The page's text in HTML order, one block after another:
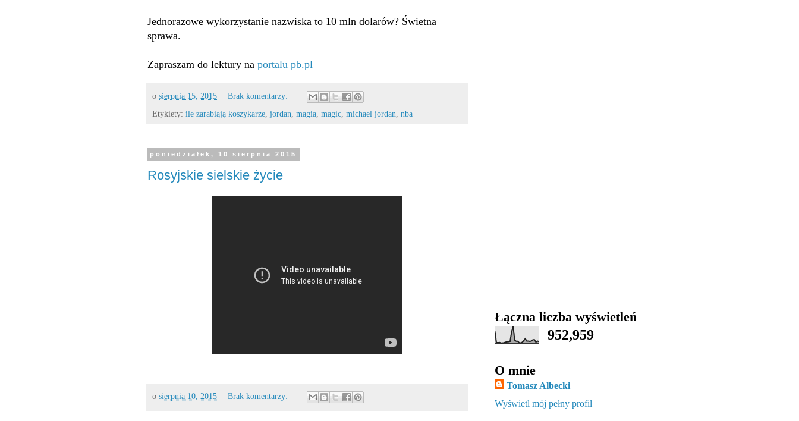
Jednorazowe wykorzystanie nazwiska to 10 mln dolarów? Świetna
sprawa.
Zapraszam do lektury na portalu pb.pl
o sierpnia 15, 2015
Brak komentarzy:
Etykiety: ile zarabiają koszykarze jordan magia magic michael jordan nba
poniedziałek, 10 sierpnia 2015
Rosyjskie sielskie życie
o sierpnia 10, 2015 Brak komentarzy:
Łączna liczba wyświetleń
952,959
O mnie
Tomasz Albecki
Wyświetl mój pełny profil